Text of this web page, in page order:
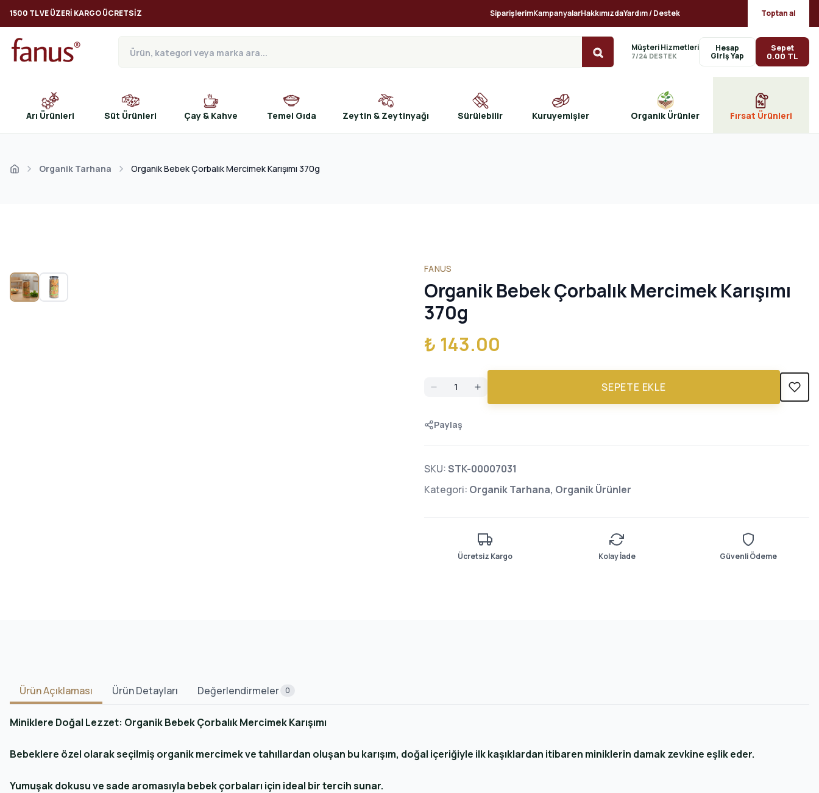
1500 TL VE ÜZERI KARGO ÜCRETSIZ SiparişlerimKampanyalarHakkımızdaYardım / Destek Toptan al
Müşteri Hizmetleri
7/24 DESTEK
Hesap Sepet
0.00 TL
Arı Ürünleri Süt Ürünleri Çay & Kahve Temel Gıda Zeytin & Zeytinyağı Sürülebilir Kuruyemişler Organik Ürünler Fırsat Ürünleri
Organik Tarhana Organik Bebek Çorbalık Mercimek Karışımı 370g
FANUS
Organik Bebek Çorbalık Mercimek Karışımı
370g
₺ 143.00
SEPETE EKLE
Paylaş
SKU:STK-00007031
Kategori: Organik Tarhana, Organik Ürünler
Ücretsiz Kargo Kolay İade Güvenli Ödeme
Ürün Açıklaması Ürün Detayları Değerlendirmeler 0
Miniklere Doğal Lezzet: Organik Bebek Çorbalık Mercimek Karışımı
Bebeklere özel olarak seçilmiş organik mercimek ve tahıllardan oluşan bu karışım, doğal içeriğiyle ilk kaşıklardan itibaren miniklerin damak zevkine eşlik eder.
Yumuşak dokusu ve sade aromasıyla bebek çorbaları için ideal bir tercih sunar.